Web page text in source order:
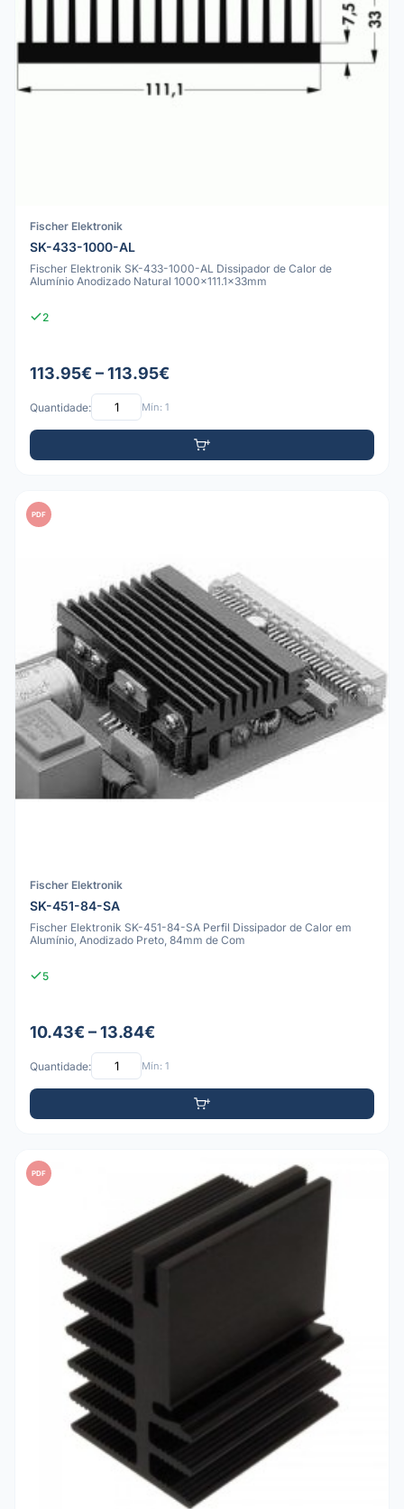
Fischer Elektronik
SK-433-1000-AL
Fischer Elektronik SK-433-1000-AL Dissipador de Calor de
Alumínio Anodizado Natural 1000x111.1x33mm
2
113.95€ – 113.95€
Quantidade: Mín: 1
PDF
Fischer Elektronik
SK-451-84-SA
Fischer Elektronik SK-451-84-SA Perfil Dissipador de Calor em
Alumínio, Anodizado Preto, 84mm de Com
5
10.43€ – 13.84€
Quantidade: Mín: 1
PDF